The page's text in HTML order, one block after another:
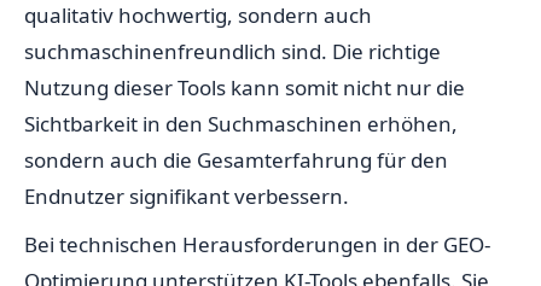
qualitativ hochwertig, sondern auch
suchmaschinenfreundlich sind. Die richtige
Nutzung dieser Tools kann somit nicht nur die
Sichtbarkeit in den Suchmaschinen erhöhen,
sondern auch die Gesamterfahrung für den
Endnutzer signifikant verbessern.
Bei technischen Herausforderungen in der GEO-